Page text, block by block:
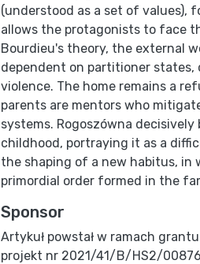
(understood as a set of values),
allows the protagonists to face
Bourdieu's theory, the external
dependent on partitioner
violence. The home remains a
parents are mentors who
systems. Rogoszówna
childhood, portraying it as a
the shaping of a new habitus, in
primordial order formed in the
Sponsor
Artykuł powstał w ramach
projekt nr 2021/41/B/HS2/